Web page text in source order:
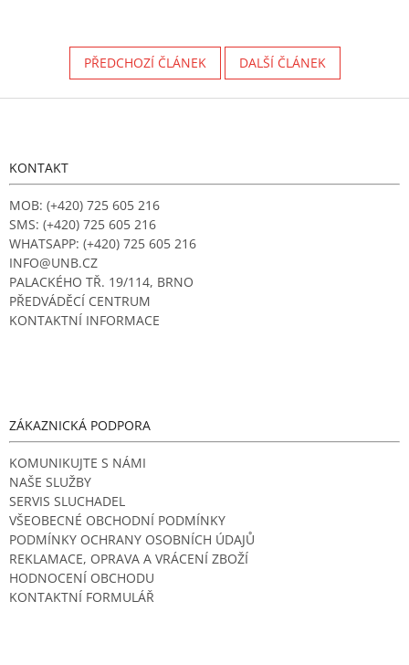
PŘEDCHOZÍ ČLÁNEK DALŠÍ ČLÁNEK
Z
KONTAKT
MOB: (+420) 725 605 216
SMS: (+420) 725 605 216
WHATSAPP: (+420) 725 605 216
INFO@UNB.CZ
PALACKÉHO TŘ. 19/114, BRNO
PŘEDVÁDĚCÍ CENTRUM
KONTAKTNÍ INFORMACE
ZÁKAZNICKÁ PODPORA
KOMUNIKUJTE S NÁMI
NAŠE SLUŽBY
SERVIS SLUCHADEL
VŠEOBECNÉ OBCHODNÍ PODMÍNKY
PODMÍNKY OCHRANY OSOBNÍCH ÚDAJŮ
REKLAMACE, OPRAVA A VRÁCENÍ ZBOŽÍ
HODNOCENÍ OBCHODU
KONTAKTNÍ FORMULÁŘ